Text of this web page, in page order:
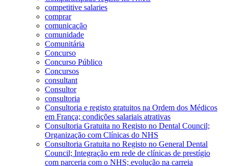
competitive salaries
comprar
comunicação
comunidade
Comunitária
Concurso
Concurso Público
Concursos
consultant
Consultor
consultoria
Consultoria e registo gratuitos na Ordem dos Médicos
em França; condições salariais atrativas
Consultoria Gratuita no Registo no Dental Council;
Organização com Clínicas do NHS
Consultoria Gratuita no Registo no General Dental
Council; Integração em rede de clínicas de prestígio
com parceria com o NHS; evolução na carreia